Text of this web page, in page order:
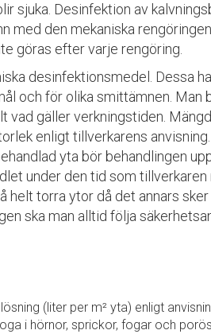
sjuka. Desinfektion av
med den mekaniska
göras efter varje rengöring.
desinfektionsmedel. Dessa
och för olika smittämnen. Man
vad gäller verkningstiden.
enligt tillverkarens
yta bör behandlingen
under den tid som tillverkaren
helt torra ytor då det annars
ska man alltid följa
(liter per m² yta) enligt
i hörnor, sprickor, fogar och